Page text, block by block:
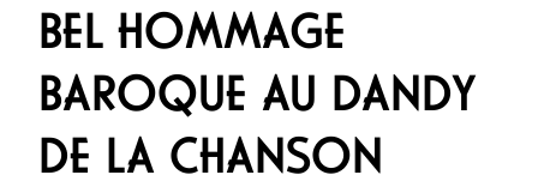
BEL HOMMAGE
BAROQUE AU DANDY
DE LA CHANSON